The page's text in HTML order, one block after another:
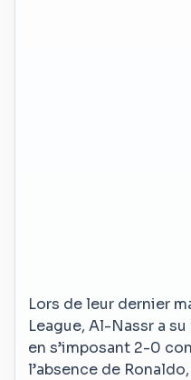
Lors de leur dernier
League, Al-Nassr a
en s’imposant 2-0
l’absence de